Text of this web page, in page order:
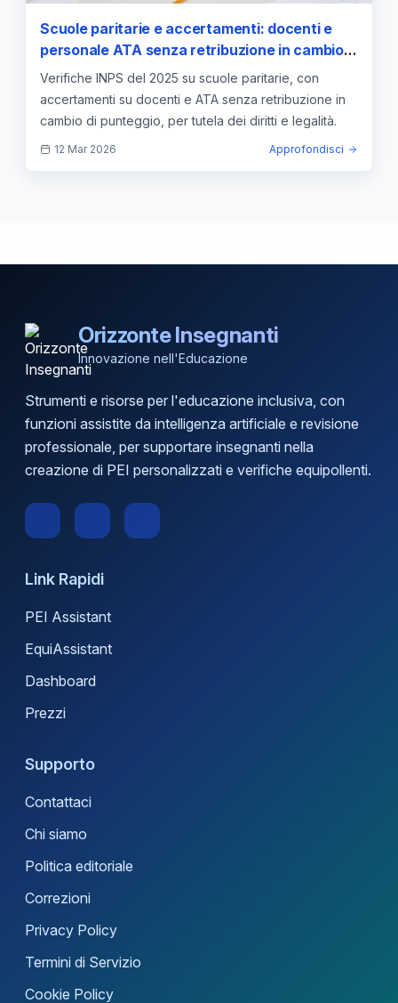
Scuole paritarie e accertamenti: docenti e
personale ATA senza retribuzione in cambio
di punteggio
Verifiche INPS del 2025 su scuole paritarie, con
accertamenti su docenti e ATA senza retribuzione in
cambio di punteggio, per tutela dei diritti e legalità.
12 Mar 2026 Approfondisci
Orizzonte Insegnanti
Innovazione nell'Educazione
Strumenti e risorse per l'educazione inclusiva, con
funzioni assistite da intelligenza artificiale e revisione
professionale, per supportare insegnanti nella
creazione di PEI personalizzati e verifiche equipollenti.
Link Rapidi
PEI Assistant
EquiAssistant
Dashboard
Prezzi
Supporto
Contattaci
Chi siamo
Politica editoriale
Correzioni
Privacy Policy
Termini di Servizio
Cookie Policy